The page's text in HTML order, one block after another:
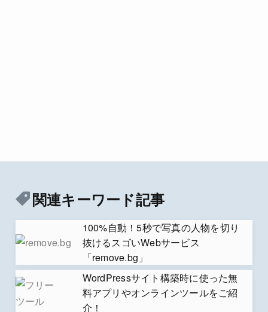
関連キーワード記事
100%自動！5秒で写真の人物を切り
抜けるスゴいWebサービス
「remove.bg」
WordPressサイト構築時に使った無
料アプリやオンラインツールをご紹
介！